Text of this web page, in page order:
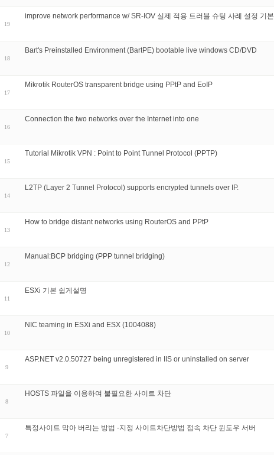
19
improve network performance w/ SR-IOV 실제 적용 트러블 슈팅 사례 설정 기본
18
Bart's Preinstalled Environment (BartPE) bootable live windows CD/DVD
17
Mikrotik RouterOS transparent bridge using PPtP and EoIP
16
Connection the two networks over the Internet into one
15
Tutorial Mikrotik VPN : Point to Point Tunnel Protocol (PPTP)
14
L2TP (Layer 2 Tunnel Protocol) supports encrypted tunnels over IP.
13
How to bridge distant networks using RouterOS and PPtP
12
Manual:BCP bridging (PPP tunnel bridging)
11
ESXi 기본 쉽게설명
10
NIC teaming in ESXi and ESX (1004088)
9
ASP.NET v2.0.50727 being unregistered in IIS or uninstalled on server
8
HOSTS 파일을 이용하여 불필요한 사이트 차단
7
특정사이트 막아 버리는 방법 -지정 사이트차단방법 접속 차단 윈도우 서버